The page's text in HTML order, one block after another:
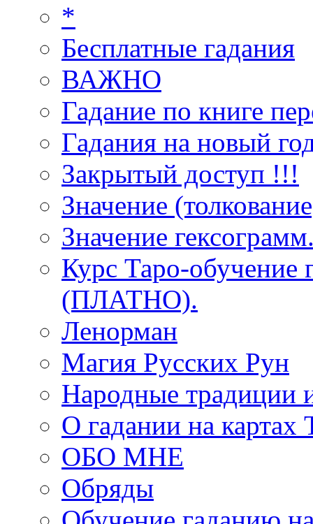
*
Бесплатные гадания
ВАЖНО
Гадание по книге
Гадания на новый
Закрытый доступ !!!
Значение
Значение
Курс Таро-обучение
(ПЛАТНО).
Ленорман
Магия Русских Рун
Народные традиции
О гадании на картах
ОБО МНЕ
Обряды